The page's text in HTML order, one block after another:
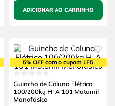
ADICIONAR AO CARRINHO
5% OFF com o cupom LF5
Guincho de Coluna Elétrico
100/200kg H-A 101 Motomil
Monofásico